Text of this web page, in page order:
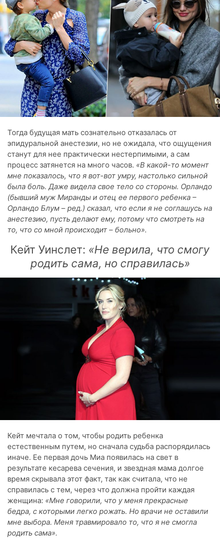
Тогда будущая мать сознательно отказалась от
эпидуральной анестезии, но не ожидала, что ощущения
станут для нее практически нестерпимыми, а сам
процесс затянется на много часов. «В какой-то момент
мне показалось, что я вот-вот умру, настолько сильной
была боль. Даже видела свое тело со стороны. Орландо
(бывший муж Миранды и отец ее первого ребенка –
Орландо Блум – ред.) сказал, что если я не соглашусь на
анестезию, пусть делают ему, потому что смотреть на
то, что со мной происходит – больно».
Кейт Уинслет: «Не верила, что смогу
родить сама, но справилась»
Кейт мечтала о том, чтобы родить ребенка
естественным путем, но сначала судьба распорядилась
иначе. Ее первая дочь Миа появилась на свет в
результате кесарева сечения, и звездная мама долгое
время скрывала этот факт, так как считала, что не
справилась с тем, через что должна пройти каждая
женщина: «Мне говорили, что у меня прекрасные
бедра, с которыми легко рожать. Но врачи не оставили
мне выбора. Меня травмировало то, что я не смогла
родить сама».